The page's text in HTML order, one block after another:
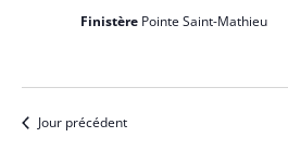
Finistère Pointe Saint-Mathieu
Jour précédent